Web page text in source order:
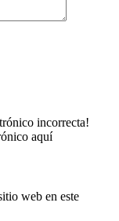
incorrecta!
aquí
web en este